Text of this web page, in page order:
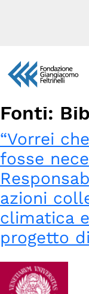
IL
Fonti:
“Vorrei
fosse
azioni
climatica
progetto